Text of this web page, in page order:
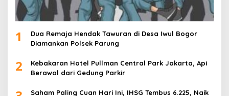
1
Dua Remaja Hendak Tawuran di Desa Iwul Bogor
Diamankan Polsek Parung
2
Kebakaran Hotel Pullman Central Park Jakarta, Api
Berawal dari Gedung Parkir
Saham Paling Cuan Hari Ini, IHSG Tembus 6.225, Naik